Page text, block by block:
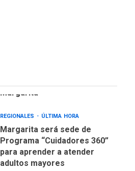
Margarita
REGIONALES ÚLTIMA HORA
Margarita será sede de
Programa “Cuidadores 360”
para aprender a atender
adultos mayores